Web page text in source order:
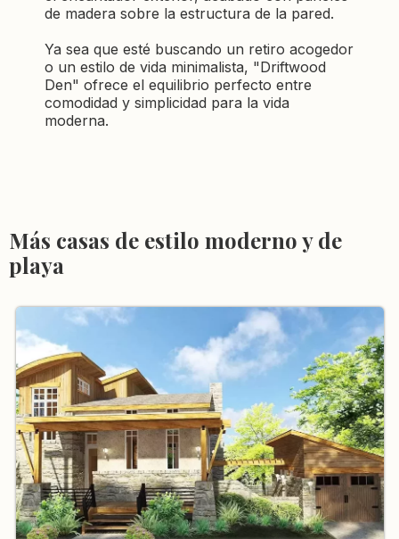
de madera sobre la estructura de la pared.
Ya sea que esté buscando un retiro acogedor
o un estilo de vida minimalista, "Driftwood
Den" ofrece el equilibrio perfecto entre
comodidad y simplicidad para la vida
moderna.
Más casas de estilo moderno y de
playa